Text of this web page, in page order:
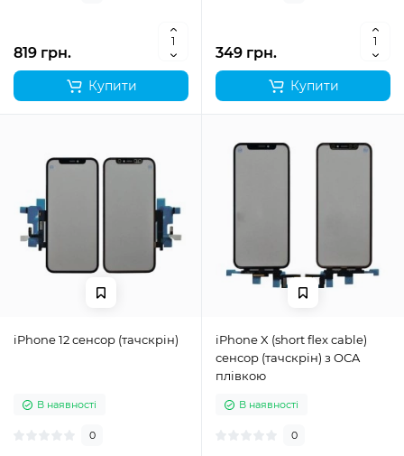
819 грн.
Купити
349 грн.
Купити
iPhone 12 сенсор (тачскрін)
В наявності
0
iPhone X (short flex cable)
сенсор (тачскрін) з OCA
плівкою
В наявності
0